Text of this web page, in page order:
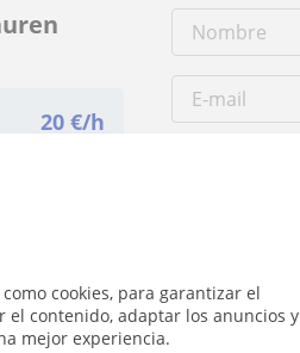
cookies, para garantizar el
contenido, adaptar los anuncios y
mejor experiencia.
20 €/h